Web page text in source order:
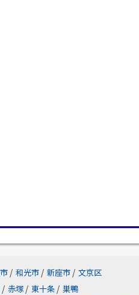
/ 和光市 / 新座市 / 文京区
/ 赤塚 / 東十条 / 巣鴨